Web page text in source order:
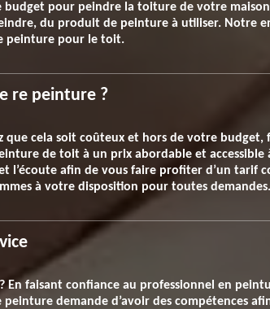
pour peindre la toiture de votre
du produit de peinture à utiliser. Notre
peinture pour le toit.
re peinture ?
cela soit coûteux et hors de votre
de toit à un prix abordable et
l’écoute afin de vous faire profiter d’un tarif
à votre disposition pour toutes demandes.
faisant confiance au professionnel en
demande d’avoir des compétences